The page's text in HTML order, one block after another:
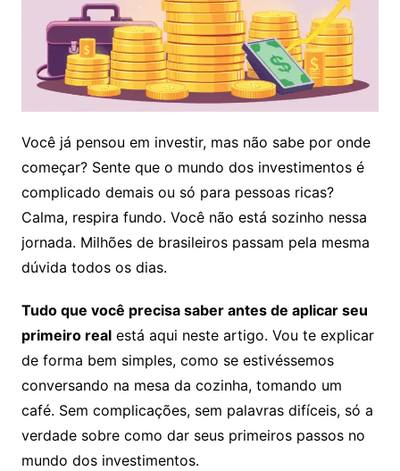
Você já pensou em investir, mas não sabe por onde
começar? Sente que o mundo dos investimentos é
complicado demais ou só para pessoas ricas?
Calma, respira fundo. Você não está sozinho nessa
jornada. Milhões de brasileiros passam pela mesma
dúvida todos os dias.
Tudo que você precisa saber antes de aplicar seu
primeiro realestá aqui neste artigo. Vou te explicar
de forma bem simples, como se estivéssemos
conversando na mesa da cozinha, tomando um
café. Sem complicações, sem palavras difíceis, só a
verdade sobre como dar seus primeiros passos no
mundo dos investimentos.